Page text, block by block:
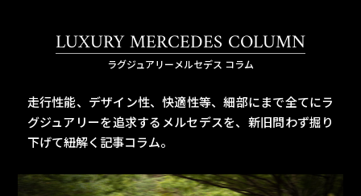
LUXURY MERCEDES COLUMN
ラグジュアリーメルセデス コラム
走行性能、デザイン性、快適性等、細部にまで全てにラ
グジュアリーを追求するメルセデスを、 新旧問わず掘り
下げて紐解く記事コラム。